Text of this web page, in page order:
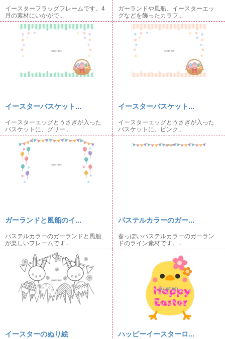
イースターフラッグフレームです。4
月の素材にいかがで...
ガーランドや風船、イースターエッ
グなどを飾ったカラフ...
イースターバスケット...
イースターエッグとうさぎが入った
バスケットに、グリー...
イースターバスケット...
イースターエッグとうさぎが入った
バスケットに、ピンク...
ガーランドと風船のイ...
パステルカラーのガーランドと風船
が楽しいフレームです...
パステルカラーのガー...
春っぽいパステルカラーのガーラン
ドのライン素材です。...
イースターのぬり絵 ハッピーイースターロ...